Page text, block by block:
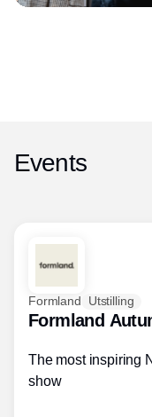
Events
Formland Utstilling
Formland
The most inspiring
show